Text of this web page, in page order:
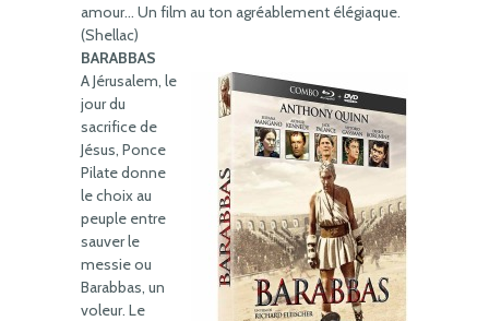
amour… Un film au ton agréablement élégiaque.
(Shellac)
BARABBAS
A Jérusalem, le
jour du
sacrifice de
Jésus, Ponce
Pilate donne
le choix au
peuple entre
sauver le
messie ou
Barabbas, un
voleur. Le